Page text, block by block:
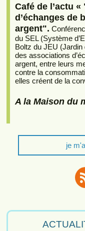
Café de l’actu
d’échanges de
argent".
du SEL (Système
Boltz du JEU (Jardin
des associations
argent, entre leurs
contre la
elles créent de la
A la Maison du
je